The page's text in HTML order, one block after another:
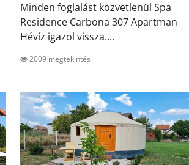
Minden foglalást közvetlenül Spa
Residence Carbona 307 Apartman
Hévíz igazol vissza....
2009 megtekintés